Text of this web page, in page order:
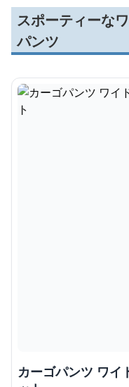
スポーティーな
パンツ
カーゴパンツ ワイドレッグ カーゴ パンツ スウェ